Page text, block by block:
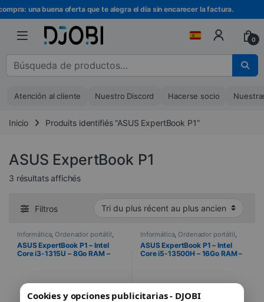
Cookies y opciones publicitarias - DJOBI
Ir a la navegación
Ir al contenido
una buena oferta que te alegra el día sin encarecer la factura.
0
Buscar :
Atención al cliente Nuestro Discord Hacerse socio
Inicio Produits identifiés “ASUS ExpertBook P1”
ASUS ExpertBook P1
3 résultats affichésTrié du plus récent au plus ancien
Filtros
Informática, Ordenador portátil,
Portátiles
ASUS ExpertBook P1 – Intel
Core i3-1315U – 8Go RAM –
Informática, Ordenador portátil,
Portátiles
ASUS ExpertBook P1 – Intel
Core i5-13500H – 16Go RAM –